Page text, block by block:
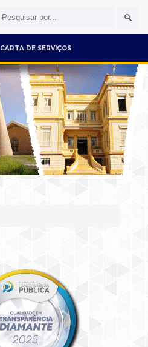
CARTA DE SERVIÇOS